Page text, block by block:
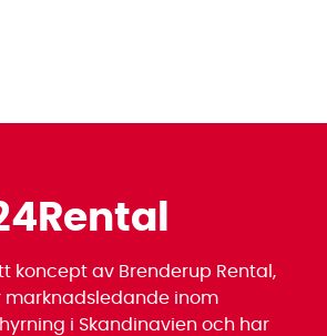
koncept av Brenderup Rental,
marknadsledande inom
i Skandinavien och har